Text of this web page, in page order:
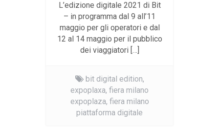
L’edizione digitale 2021 di Bit
– in programma dal 9 all’11
maggio per gli operatori e dal
12 al 14 maggio per il pubblico
dei viaggiatori […]
bit digital edition,
expoplaxa, fiera milano
expoplaza, fiera milano
piattaforma digitale